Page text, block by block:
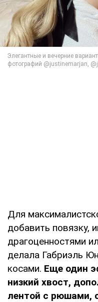
Для
добавить повязку,
драгоценностями
делала Габриэль
косами. Еще один
низкий хвост,
лентой с рюшами,